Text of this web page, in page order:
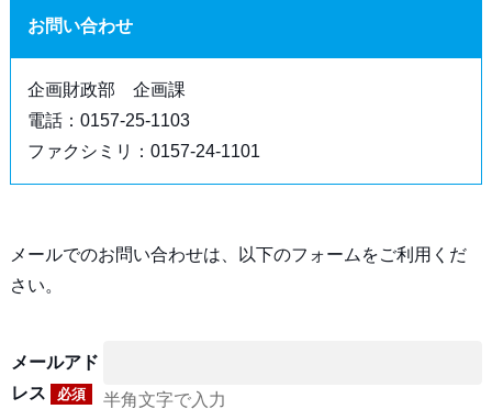
お問い合わせ
企画財政部 企画課
電話：0157-25-1103
ファクシミリ：0157-24-1101
メールでのお問い合わせは、以下のフォームをご利用くだ
さい。
メールアド
レス
必須 半角文字で入力